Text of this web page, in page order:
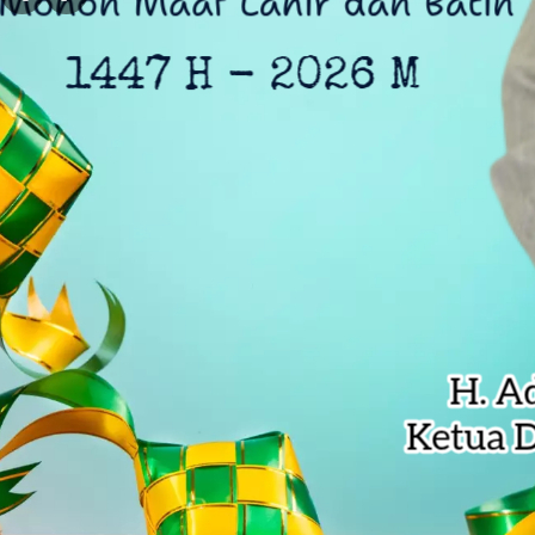
Ratusan Warga Antar Kumpul
Kali Bekasi Tercemar Berat,
Tri Adhianto Pacu Reformasi